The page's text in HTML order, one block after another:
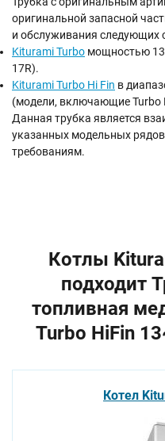
оригинальной запасной
и обслуживания следующих
Kiturami Turbo мощностью 13
17R).
Kiturami Turbo Hi Fin в
(модели, включающие Turbo
Данная трубка является
указанных модельных рядов
требованиям.
Котлы
подходит
топливная
Turbo HiFin
Котел